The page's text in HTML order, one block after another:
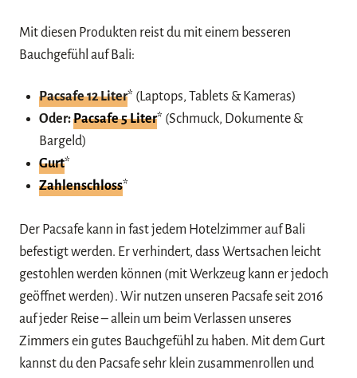
Mit diesen Produkten reist du mit einem besseren
Bauchgefühl auf Bali:
Pacsafe 12 Liter* (Laptops, Tablets & Kameras)
Oder:Pacsafe 5 Liter* (Schmuck, Dokumente &
Bargeld)
Gurt*
Zahlenschloss*
Der Pacsafe kann in fast jedem Hotelzimmer auf Bali
befestigt werden. Er verhindert, dass Wertsachen leicht
gestohlen werden können (mit Werkzeug kann er jedoch
geöffnet werden). Wir nutzen unseren Pacsafe seit 2016
auf jeder Reise – allein um beim Verlassen unseres
Zimmers ein gutes Bauchgefühl zu haben. Mit dem Gurt
kannst du den Pacsafe sehr klein zusammenrollen und